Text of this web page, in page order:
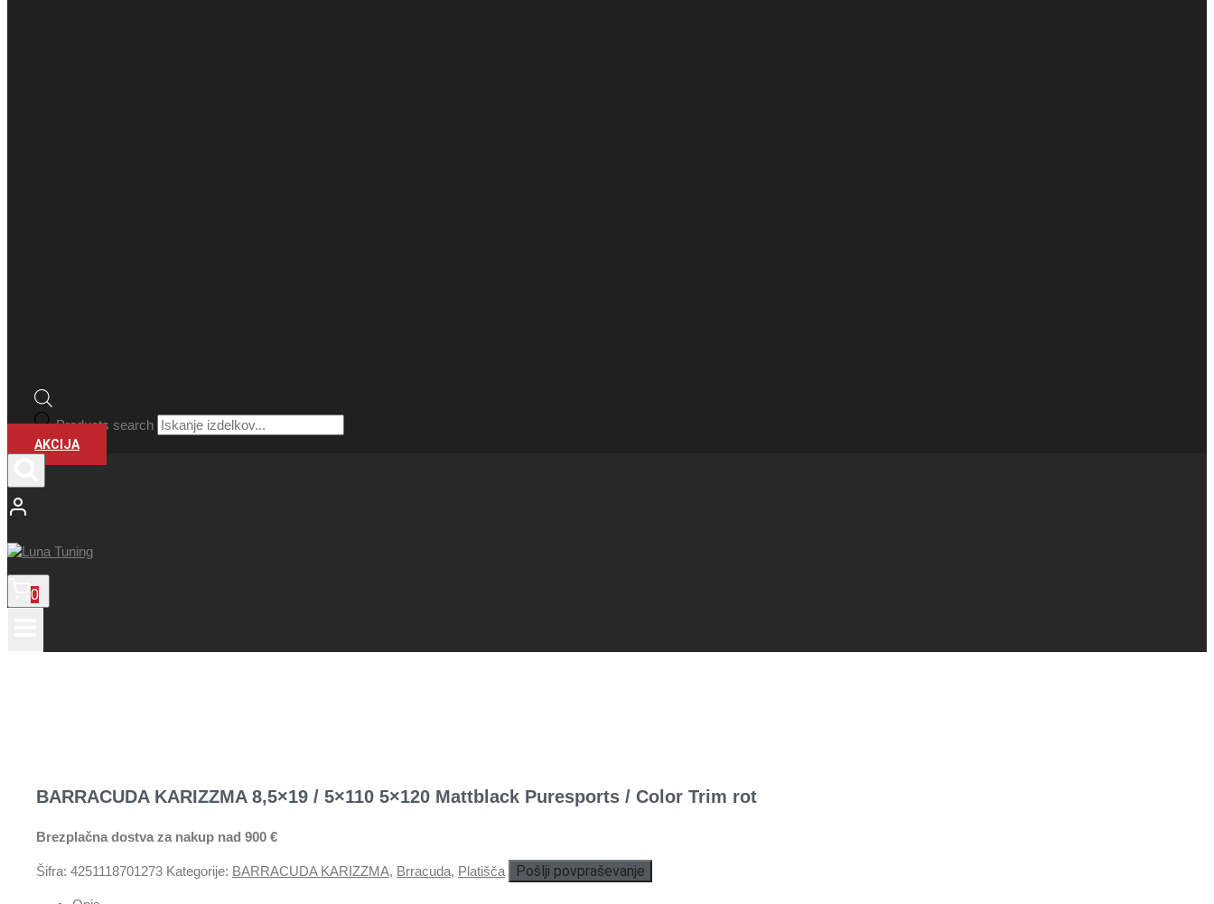
Products search
AKCIJA
0
BARRACUDA KARIZZMA 8,5×19 / 5×110 5×120 Mattblack Puresports / Color Trim rot
Brezplačna dostva za nakup nad 900 €
Šifra: 4251118701273 Kategorije: BARRACUDA KARIZZMA, Brracuda, Platišča Pošlji povpraševanje